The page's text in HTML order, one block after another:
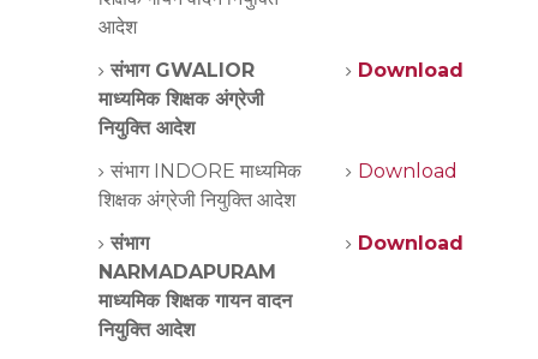
आदेश
संभाग GWALIOR
माध्यमिक शिक्षक अंग्रेजी
नियुक्ति आदेश
Download
संभाग INDORE माध्यमिक
शिक्षक अंग्रेजी नियुक्ति आदेश
Download
संभाग
NARMADAPURAM
माध्यमिक शिक्षक गायन वादन
नियुक्ति आदेश
Download